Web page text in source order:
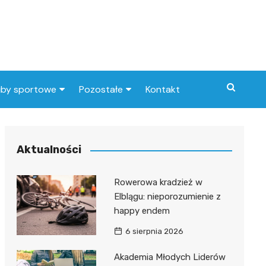
sportowe
piłkarski
Pozostałe Kontakt
Aktualności
Rowerowa kradzież w
Elblągu: nieporozumienie z
happy endem
6 sierpnia 2026
Akademia Młodych Liderów